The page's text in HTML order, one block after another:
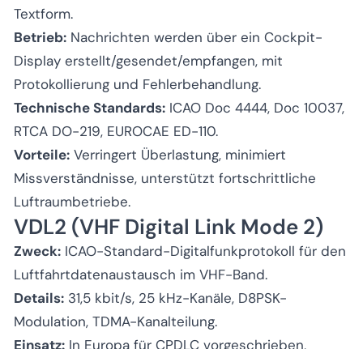
Textform.
Betrieb: Nachrichten werden über ein Cockpit-
Display erstellt/gesendet/empfangen, mit
Protokollierung und Fehlerbehandlung.
Technische Standards: ICAO Doc 4444, Doc 10037,
RTCA DO-219, EUROCAE ED-110.
Vorteile: Verringert Überlastung, minimiert
Missverständnisse, unterstützt fortschrittliche
Luftraumbetriebe.
VDL2 (VHF Digital Link Mode 2)
Zweck: ICAO-Standard-Digitalfunkprotokoll für den
Luftfahrtdatenaustausch im VHF-Band.
Details: 31,5 kbit/s, 25 kHz-Kanäle, D8PSK-
Modulation, TDMA-Kanalteilung.
Einsatz: In Europa für CPDLC vorgeschrieben,